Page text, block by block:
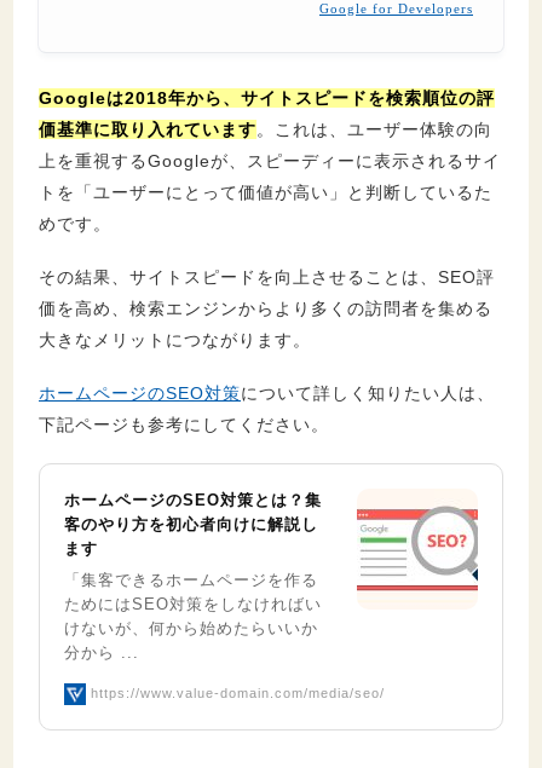
Google for Developers
Googleは2018年から、サイトスピードを検索順位の評
価基準に取り入れています。これは、ユーザー体験の向
上を重視するGoogleが、スピーディーに表示されるサイ
トを「ユーザーにとって価値が高い」と判断しているた
めです。
その結果、サイトスピードを向上させることは、SEO評
価を高め、検索エンジンからより多くの訪問者を集める
大きなメリットにつながります。
ホームページのSEO対策について詳しく知りたい人は、
下記ページも参考にしてください。
ホームページのSEO対策とは？集
客のやり方を初心者向けに解説し
ます
「集客できるホームページを作る
ためにはSEO対策をしなければい
けないが、何から始めたらいいか
分から ...
https://www.value-domain.com/media/seo/